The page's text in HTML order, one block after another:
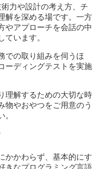
力や設計の考え方、チ
解を深める場です。一方
やアプローチを会話の中
ています。
での取り組みを伺うほ
ーディングテストを実施
理解するための大切な時
物やおやつをご用意のう
。
かかわらず、基本的にす
きなプログラミング言語